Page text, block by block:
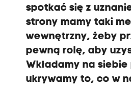
spotkać się z
strony mamy taki
wewnętrzny, żeby
pewną rolę, aby
Wkładamy na
ukrywamy to, co w